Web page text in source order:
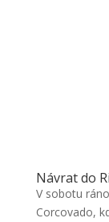
Návrat do
V sobotu
Corcovado,